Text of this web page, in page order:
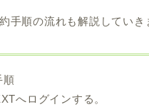
手順の流れも解説していき
順
へログインする。